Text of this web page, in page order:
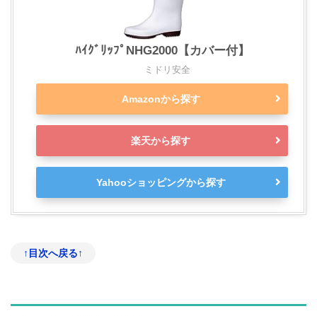
ﾊｲｸﾞﾘｯﾌﾟNHG2000【カバー付】
ミドリ安全
Amazonから探す
楽天から探す
Yahooショッピングから探す
↑目次へ戻る↑